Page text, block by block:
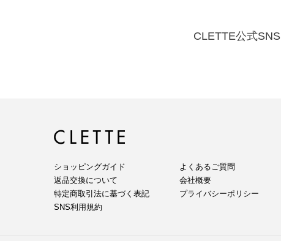
CLETTE公式SNS
ショッピングガイド
よくあるご質問
返品交換について
会社概要
特定商取引法に基づく表記
プライバシーポリシー
SNS利用規約